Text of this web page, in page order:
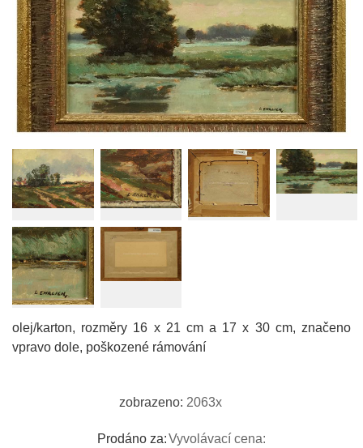
olej/karton, rozměry 16 x 21 cm a 17 x 30 cm, značeno
vpravo dole, poškozené rámování
zobrazeno: 2063x
Prodáno za:Vyvolávací cena: